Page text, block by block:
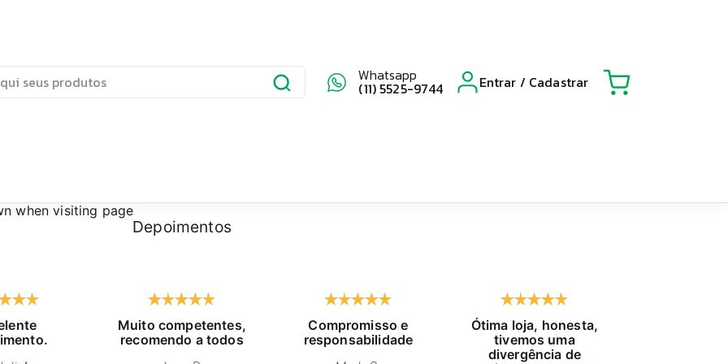
Whatsapp
(11) 5525-9744 Entrar / Cadastrar
when visiting page
Depoimentos
Muito competentes,
recomendo a todos
Compromisso e
responsabilidade
Ótima loja, honesta,
tivemos uma
divergência de